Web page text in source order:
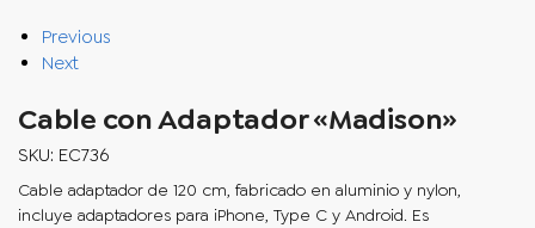
Previous
Next
Cable con Adaptador «Madison»
SKU: EC736
Cable adaptador de 120 cm, fabricado en aluminio y nylon,
incluye adaptadores para iPhone, Type C y Android. Es